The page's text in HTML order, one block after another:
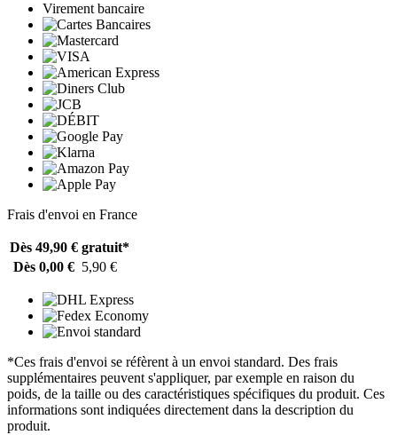
Virement bancaire
Frais d'envoi en France
Dès 49,90 € gratuit*
Dès 0,00 € 5,90 €
*Ces frais d'envoi se réfèrent à un envoi standard. Des frais
supplémentaires peuvent s'appliquer, par exemple en raison du
poids, de la taille ou des caractéristiques spécifiques du produit. Ces
informations sont indiquées directement dans la description du
produit.